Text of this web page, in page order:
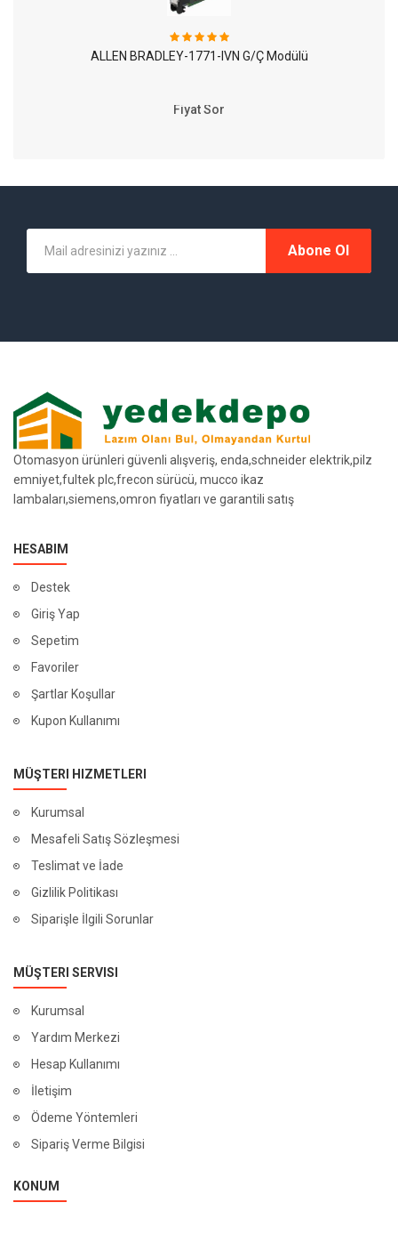
ALLEN BRADLEY-1771-IVN G/Ç Modülü
Fiyat Sor
Abone Ol
Otomasyon ürünleri güvenli alışveriş, enda,schneider elektrik,pilz
emniyet,fultek plc,frecon sürücü, mucco ikaz
lambaları,siemens,omron fiyatları ve garantili satış
HESABIM
Destek
Giriş Yap
Sepetim
Favoriler
Şartlar Koşullar
Kupon Kullanımı
MÜŞTERI HIZMETLERI
Kurumsal
Mesafeli Satış Sözleşmesi
Teslimat ve İade
Gizlilik Politikası
Siparişle İlgili Sorunlar
MÜŞTERI SERVISI
Kurumsal
Yardım Merkezi
Hesap Kullanımı
İletişim
Ödeme Yöntemleri
Sipariş Verme Bilgisi
KONUM